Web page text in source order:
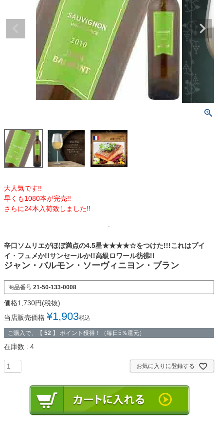
大人気です!!
早くも1080本が完売!!
さらに24本入荷致しました!!
辛口ソムリエがほぼ満点の4.5星★★★★☆をつけた!!!これはプイ
イ・フュメか!!サンセールか!!高級ロワール彷彿!!
ジャン・バルモン・ソーヴィニヨン・ブラン
商品番号 21-50-133-0008
当店販売価格 ¥1,903税込
ご購入で、【 52 】 ポイント獲得！（毎日5％還元）
在庫数 4
お気に入りに登録する